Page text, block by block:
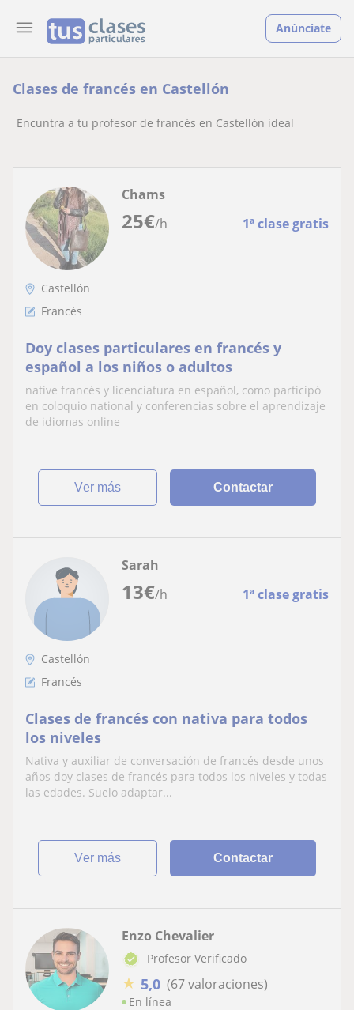
Anúnciate
Clases de francés en Castellón
Encuntra a tu profesor de francés en Castellón ideal
25€/h 1ª clase gratis
Chams
Castellón
Francés
Doy clases particulares en francés y
español a los niños o adultos
native francés y licenciatura en español, como participó
en coloquio national y conferencias sobre el aprendizaje
de idiomas online
ver más Contactar
13€/h 1ª clase gratis
Sarah
Castellón
Francés
Clases de francés con nativa para todos
los niveles
Nativa y auxiliar de conversación de francés desde unos
años doy clases de francés para todos los niveles y todas
las edades. Suelo adaptar...
ver más Contactar
Enzo Chevalier
Profesor Verificado
★ 5,0 (67 valoraciones)
En línea